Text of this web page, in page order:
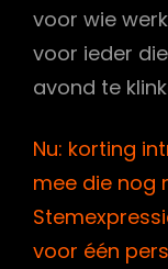
voor wie
voor ieder
avond te
Nu: korting
mee die nog
voor één